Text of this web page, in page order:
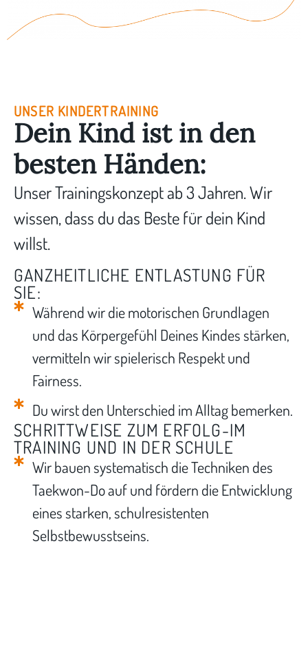
UNSER KINDERTRAINING
Dein Kind ist in den
besten Händen:
Unser Trainingskonzept ab 3 Jahren. Wir
wissen, dass du das Beste für dein Kind
willst.
GANZHEITLICHE ENTLASTUNG FÜR
SIE:
Während wir die motorischen Grundlagen
und das Körpergefühl Deines Kindes stärken,
vermitteln wir spielerisch Respekt und
Fairness.
Du wirst den Unterschied im Alltag bemerken.
SCHRITTWEISE ZUM ERFOLG-IM
TRAINING UND IN DER SCHULE
Wir bauen systematisch die Techniken des
Taekwon-Do auf und fördern die Entwicklung
eines starken, schulresistenten
Selbstbewusstseins.